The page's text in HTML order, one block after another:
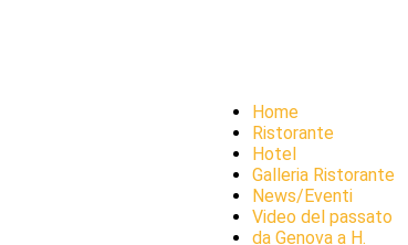
Home
Ristorante
Hotel
Galleria Ristorante
News/Eventi
Video del passato
da Genova a H.